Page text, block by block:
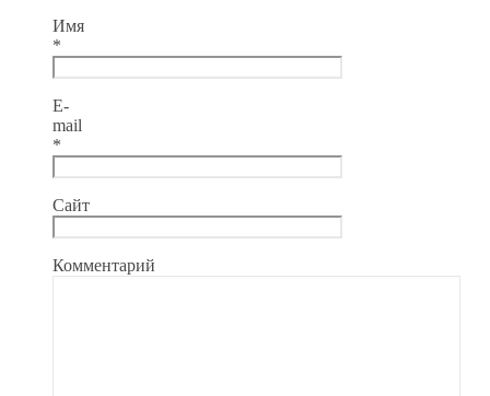
Имя
*
E-
mail
*
Сайт
Комментарий